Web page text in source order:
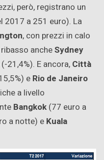
però, registrano un
2017 a 251 euro). La
, con prezzi in calo
ancheSydney
(-21,4%). E ancora, Città
e Rio de Janeiro
a livello
Bangkok (77 euro a
a notte) e Kuala